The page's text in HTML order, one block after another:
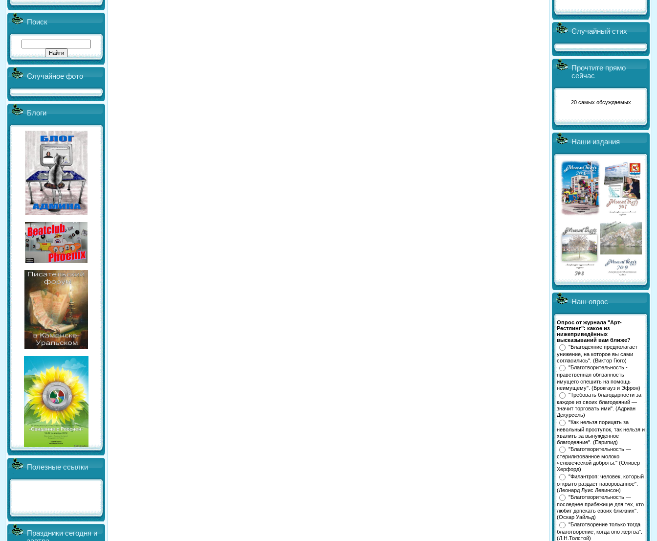
Поиск
Случайное фото
Блоги
Полезные ссылки
Праздники сегодня и
Случайный стих
Прочтите прямо
сейчас
20 самых обсуждаемых
Наши издания
Наш опрос
Опрос от журнала "Арт-
Рестлинг": какое из
нижеприведённых
высказываний вам ближе?
"Благодеяние предполагает
унижение, на которое вы сами
согласились". (Виктор Гюго)
"Благотворительность -
нравственная обязанность
имущего спешить на помощь
неимущему". (Брокгауз и Эфрон)
"Требовать благодарности за
каждое из своих благодеяний —
значит торговать ими". (Адриан
Декурсель)
"Как нельзя порицать за
невольный проступок, так нельзя и
хвалить за вынужденное
благодеяние". (Еврипид)
"Благотворительность —
стерилизованное молоко
человеческой доброты." (Оливер
Херфорд)
"Филантроп: человек, который
открыто раздает наворованное".
(Леонард Луис Левинсон)
"Благотворительность —
последнее прибежище для тех, кто
любит допекать своих ближних".
(Оскар Уайльд)
"Благотворение только тогда
благотворение, когда оно жертва".
(Л.Н.Толстой)